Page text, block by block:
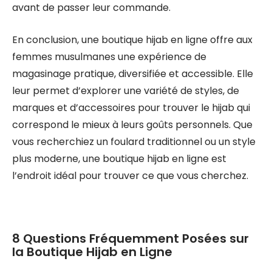
avant de passer leur commande.
En conclusion, une boutique hijab en ligne offre aux
femmes musulmanes une expérience de
magasinage pratique, diversifiée et accessible. Elle
leur permet d’explorer une variété de styles, de
marques et d’accessoires pour trouver le hijab qui
correspond le mieux à leurs goûts personnels. Que
vous recherchiez un foulard traditionnel ou un style
plus moderne, une boutique hijab en ligne est
l’endroit idéal pour trouver ce que vous cherchez.
8 Questions Fréquemment Posées sur
la Boutique Hijab en Ligne